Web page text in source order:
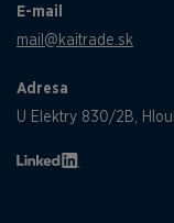
E-mail
mail@kaitrade.sk
Adresa
U Elektry 830/2B,